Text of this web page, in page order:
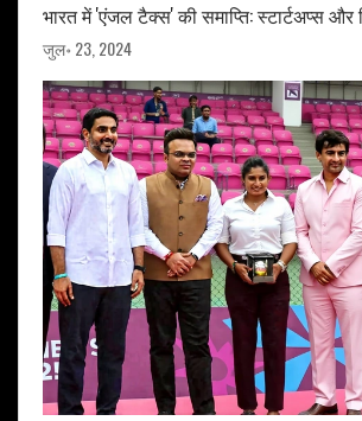
भारत में 'एंजल टैक्स' की समाप्ति: स्टार्टअप्स और
जुल॰ 23, 2024